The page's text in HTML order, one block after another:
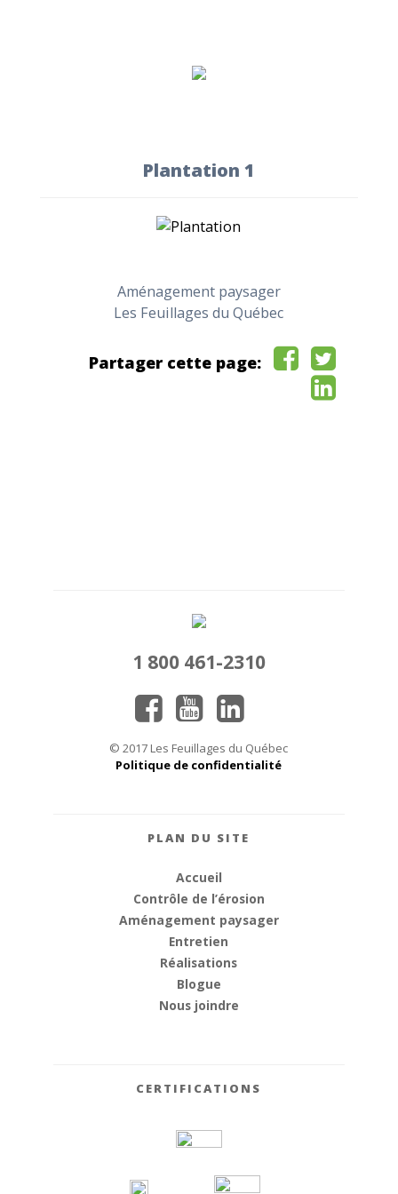
Plantation 1
Aménagement paysager
Les Feuillages du Québec
Partager cette page:
1 800 461-2310
© 2017 Les Feuillages du Québec
Politique de confidentialité
PLAN DU SITE
Accueil
Contrôle de l’érosion
Aménagement paysager
Entretien
Réalisations
Blogue
Nous joindre
CERTIFICATIONS